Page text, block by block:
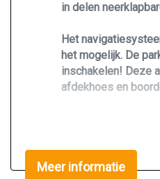
in delen
Het
het mogelijk. De
inschakelen! Deze
afdekhoes en
Uiteraard is een
Meer informatie